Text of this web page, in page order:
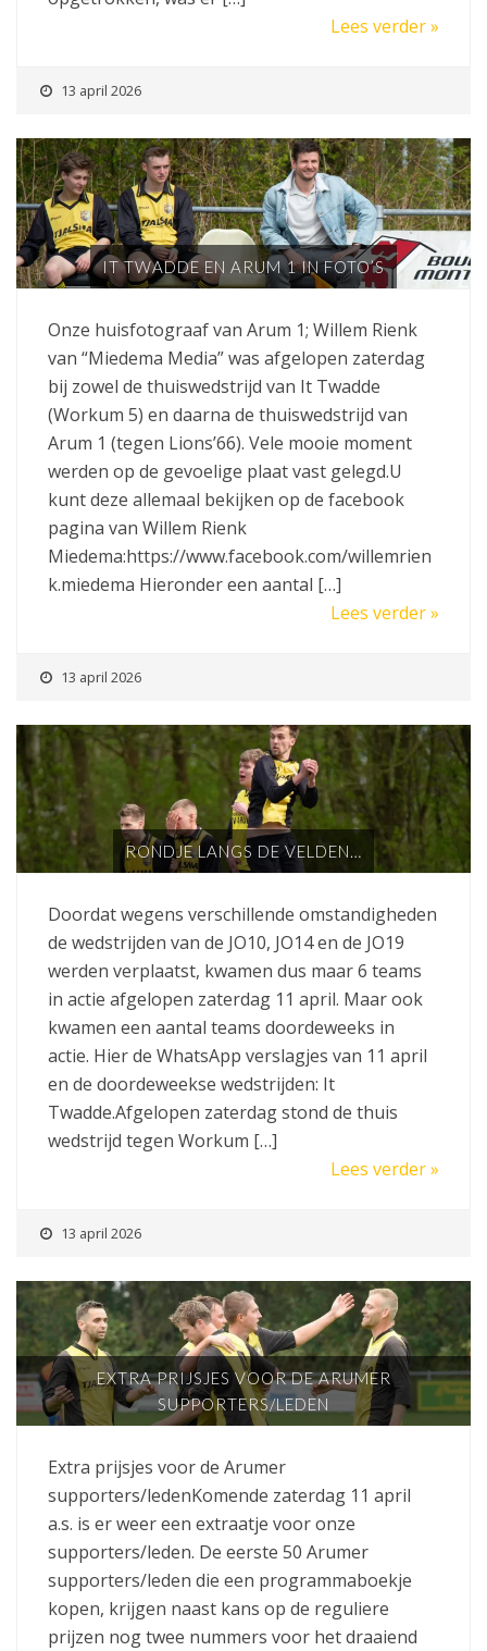
Lees verder »
13 april 2026
IT TWADDE EN ARUM 1 IN FOTO’S
Onze huisfotograaf van Arum 1; Willem Rienk
van “Miedema Media” was afgelopen zaterdag
bij zowel de thuiswedstrijd van It Twadde
(Workum 5) en daarna de thuiswedstrijd van
Arum 1 (tegen Lions’66). Vele mooie moment
werden op de gevoelige plaat vast gelegd.U
kunt deze allemaal bekijken op de facebook
pagina van Willem Rienk
Miedema:https://www.facebook.com/willemrien
k.miedema Hieronder een aantal […]
Lees verder »
13 april 2026
RONDJE LANGS DE VELDEN…
Doordat wegens verschillende omstandigheden
de wedstrijden van de JO10, JO14 en de JO19
werden verplaatst, kwamen dus maar 6 teams
in actie afgelopen zaterdag 11 april. Maar ook
kwamen een aantal teams doordeweeks in
actie. Hier de WhatsApp verslagjes van 11 april
en de doordeweekse wedstrijden: It
Twadde.Afgelopen zaterdag stond de thuis
wedstrijd tegen Workum […]
Lees verder »
13 april 2026
EXTRA PRIJSJES VOOR DE ARUMER
SUPPORTERS/LEDEN
Extra prijsjes voor de Arumer
supporters/ledenKomende zaterdag 11 april
a.s. is er weer een extraatje voor onze
supporters/leden. De eerste 50 Arumer
supporters/leden die een programmaboekje
kopen, krijgen naast kans op de reguliere
prijzen nog twee nummers voor het draaiend